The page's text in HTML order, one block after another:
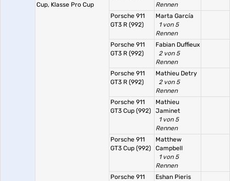
Cup, Klasse Pro Cup
Rennen
Porsche 911
GT3 R (992)
Marta García
1 von 5
Rennen
Porsche 911
GT3 R (992)
Fabian Duffieux
2 von 5
Rennen
Porsche 911
GT3 R (992)
Mathieu Detry
2 von 5
Rennen
Porsche 911
GT3 Cup (992)
Mathieu
Jaminet
1 von 5
Rennen
Porsche 911
GT3 Cup (992)
Matthew
Campbell
1 von 5
Rennen
Porsche 911
Eshan Pieris